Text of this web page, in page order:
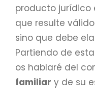
producto jurídico
que resulte
sino que debe
Partiendo de
os hablaré del
familiar y de su